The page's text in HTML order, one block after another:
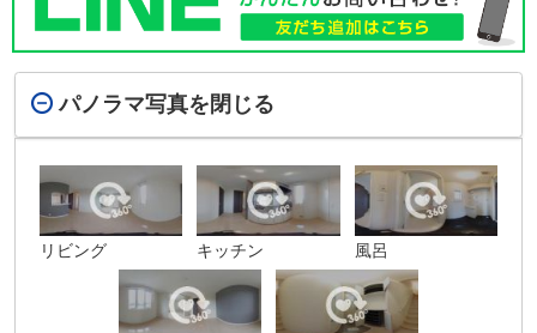
パノラマ写真を閉じる
リビング キッチン 風呂